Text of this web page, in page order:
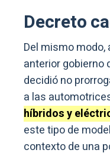
Decreto
Del mismo modo,
anterior gobierno
decidió no
a las
híbridos y
este tipo de
contexto de una